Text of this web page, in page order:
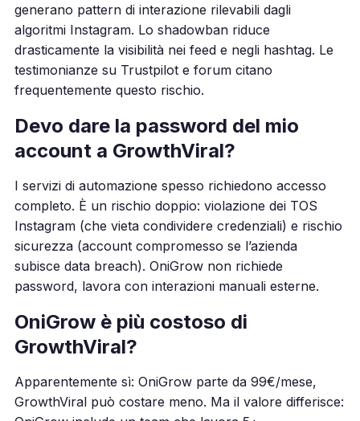
generano pattern di interazione rilevabili dagli
algoritmi Instagram. Lo shadowban riduce
drasticamente la visibilità nei feed e negli hashtag. Le
testimonianze su Trustpilot e forum citano
frequentemente questo rischio.
Devo dare la password del mio
account a GrowthViral?
I servizi di automazione spesso richiedono accesso
completo. È un rischio doppio: violazione dei TOS
Instagram (che vieta condividere credenziali) e rischio
sicurezza (account compromesso se l’azienda
subisce data breach). OniGrow non richiede
password, lavora con interazioni manuali esterne.
OniGrow è più costoso di
GrowthViral?
Apparentemente sì: OniGrow parte da 99€/mese,
GrowthViral può costare meno. Ma il valore differisce: